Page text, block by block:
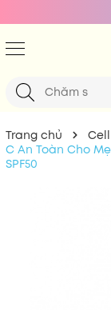
Trang chủ
C An Toàn Cho
SPF50